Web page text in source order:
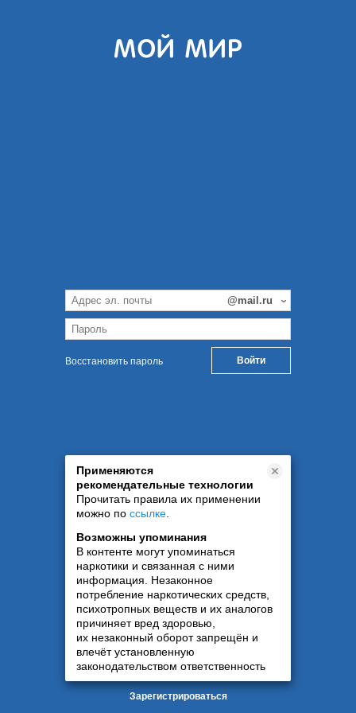
Восстановить пароль
Применяются
рекомендательные технологии
Прочитать правила их применении
можно по ссылке
Возможны упоминания
В контенте могут упоминаться
наркотики и связанная с ними
информация. Незаконное
потребление наркотических средств,
психотропных веществ и их аналогов
причиняет вред здоровью,
их незаконный оборот запрещён и
влечёт установленную
законодательством ответственность
Зарегистрироваться